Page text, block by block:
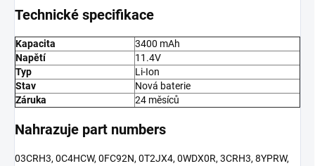
Technické specifikace
Kapacita
3400 mAh
Napětí
11.4V
Typ
Li-Ion
Stav
Nová baterie
Záruka
24 měsíců
Nahrazuje part numbers
03CRH3, 0C4HCW, 0FC92N, 0T2JX4, 0WDX0R, 3CRH3, 8YPRW,